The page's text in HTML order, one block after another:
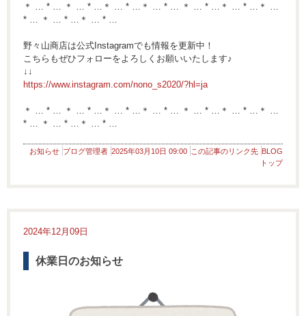
＊ … * … ＊ … * …＊ … * …＊ … * … ＊ … * …＊ … * …＊ …
* … ＊ … * …＊ … * …
野々山商店は公式Instagramでも情報を更新中！
こちらもぜひフォローをよろしくお願いいたします♪
↓↓
https://www.instagram.com/nono_s2020/?hl=ja
＊ … * … ＊ … * …＊ … * …＊ … * … ＊ … * …＊ … * …＊ …
* … ＊ … * …＊ … * …
お知らせ ブログ管理者 2025年03月10日 09:00 この記事のリンク先 BLOG
トップ
2024年12月09日
休業日のお知らせ